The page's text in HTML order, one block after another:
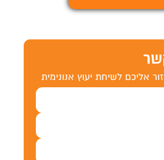
אליכם לשיחת יעוץ אנונימית